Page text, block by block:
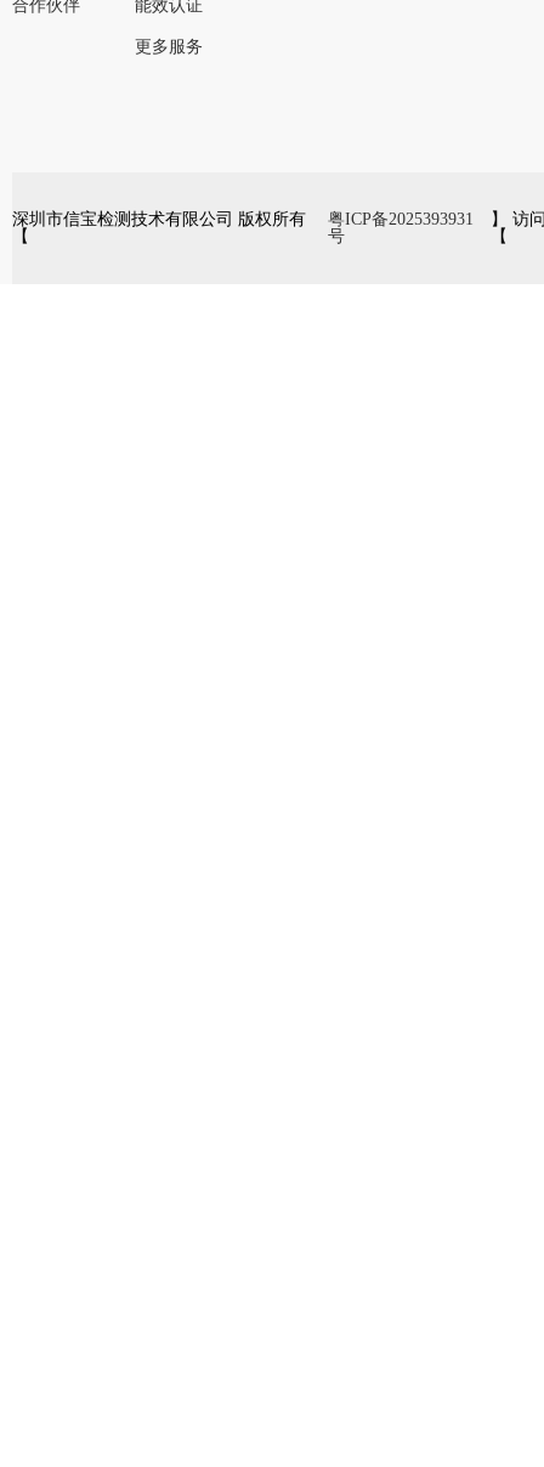
合作伙伴 能效认证
更多服务
深圳市信宝检测技术有限公司 版权所有
【
粤ICP备2025393931
号
】 访
【